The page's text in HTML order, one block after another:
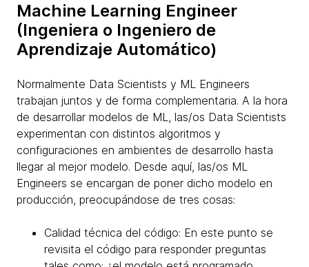
Machine Learning Engineer
(Ingeniera o Ingeniero de
Aprendizaje Automático)
Normalmente Data Scientists y ML Engineers
trabajan juntos y de forma complementaria. A la hora
de desarrollar modelos de ML, las/os Data Scientists
experimentan con distintos algoritmos y
configuraciones en ambientes de desarrollo hasta
llegar al mejor modelo. Desde aquí, las/os ML
Engineers se encargan de poner dicho modelo en
producción, preocupándose de tres cosas:
Calidad técnica del código: En este punto se
revisita el código para responder preguntas